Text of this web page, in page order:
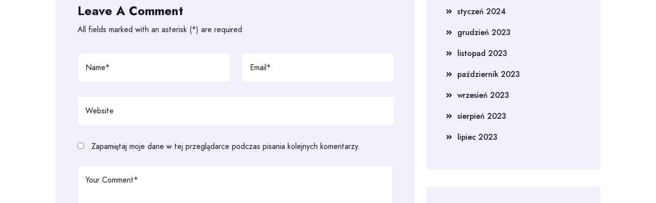
Leave A Comment
All fields marked with an asterisk (*) are required
Zapamiętaj moje dane w tej przeglądarce podczas pisania kolejnych komentarzy.
styczeń 2024
grudzień 2023
listopad 2023
październik 2023
wrzesień 2023
sierpień 2023
lipiec 2023